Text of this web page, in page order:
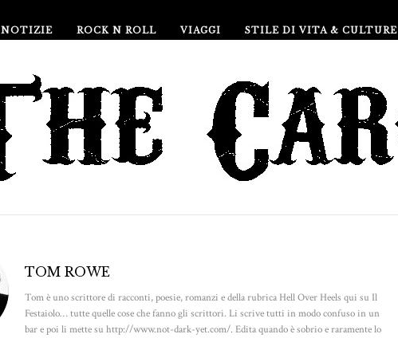
NOTIZIE ROCK N ROLL VIAGGI STILE DI VITA & CULTURE
TOM ROWE
Tom è uno scrittore di racconti, poesie, romanzi e della rubrica Hell Over Heels qui su Il
Festaiolo… tutte quelle cose che fanno gli scrittori. Li scrive tutti in modo confuso in un
bar e poi li mette su http://www.not-dark-yet.com/. Edita quando è sobrio e raramente lo